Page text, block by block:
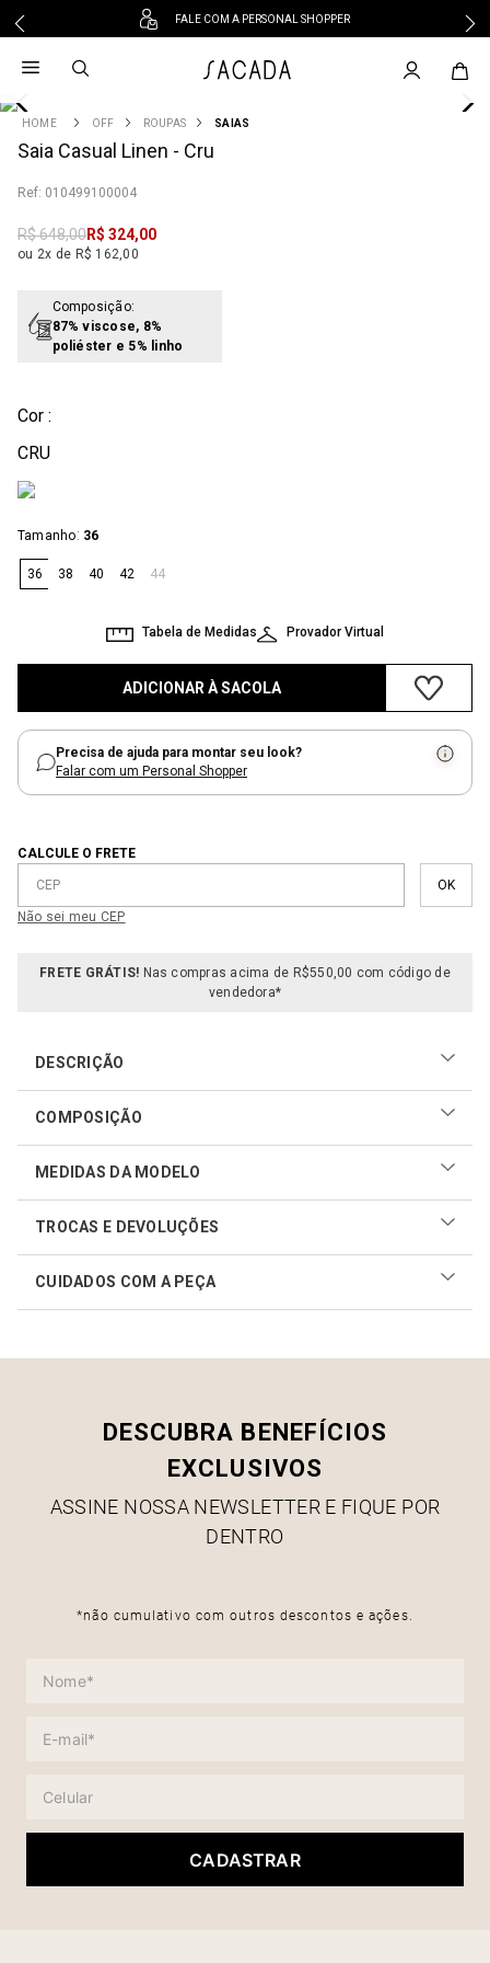
FALE COM A PERSONAL SHOPPER
OFF ROUPAS SAIAS
Saia Casual Linen - Cru
: 010499100004
R$648,00R$ 324,00
ou 2x de R$ 162,00
Composição:
87% viscose, 8%
poliéster e 5% linho
Cor :
CRU
Tamanho: 36
36 38 40 42 44
Provador Virtual
Tabela de Medidas
ADICIONAR À SACOLA
Precisa de ajuda para montar seu look?
Falar com um Personal Shopper
CALCULE O FRETE
Não sei meu CEP
FRETE GRÁTIS! Nas compras acima de R$550,00 com código de
vendedora*
DESCRIÇÃO
COMPOSIÇÃO
MEDIDAS DA MODELO
TROCAS E DEVOLUÇÕES
Realizar sua troca ou devolução é fácil. Confira maiores
informações nolink
CUIDADOS COM A PEÇA
DESCUBRA BENEFÍCIOS
EXCLUSIVOS
ASSINE NOSSA NEWSLETTER E FIQUE POR
DENTRO
*não cumulativo com outros descontos e ações.
CADASTRAR
vestido
3 º blusa
º tricot
º macacão
jeans
º camisa